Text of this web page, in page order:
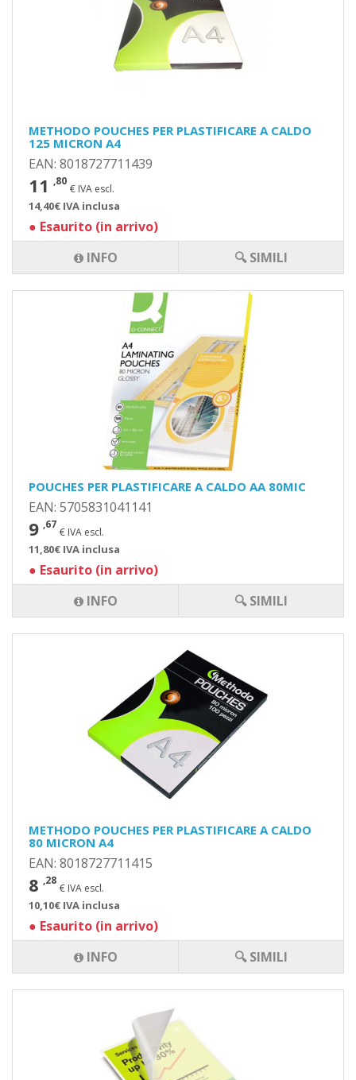
METHODO POUCHES PER PLASTIFICARE A CALDO
125 MICRON A4
EAN: 8018727711439
11 ,80
€ IVA escl.
14,40€ IVA inclusa
● Esaurito (in arrivo)
INFO
🔍 SIMILI
POUCHES PER PLASTIFICARE A CALDO AA 80MIC
EAN: 5705831041141
9 ,67
€ IVA escl.
11,80€ IVA inclusa
● Esaurito (in arrivo)
INFO
🔍 SIMILI
METHODO POUCHES PER PLASTIFICARE A CALDO
80 MICRON A4
EAN: 8018727711415
8 ,28
€ IVA escl.
10,10€ IVA inclusa
● Esaurito (in arrivo)
INFO
🔍 SIMILI